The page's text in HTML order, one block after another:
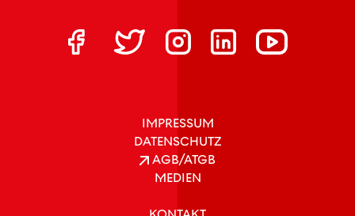
IMPRESSUM
DATENSCHUTZ
AGB/ATGB
MEDIEN